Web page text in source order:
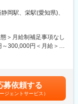
いない方も安心してご
研修、階層別研修など
おり、社員自身が業務
を決めることができま
補助、ケア／相談
タの管理 など
あるため、自宅からの
届けられたり、最前線
を行え、治験が無事に
禁煙＜勤務地詳細2＞静
ワード
喫煙対策：屋内全面禁
岡駅、栄駅(愛知県)、
＞月給制補足事項なし
300,000円＜月給＞
募依頼する
ージェントサービス）